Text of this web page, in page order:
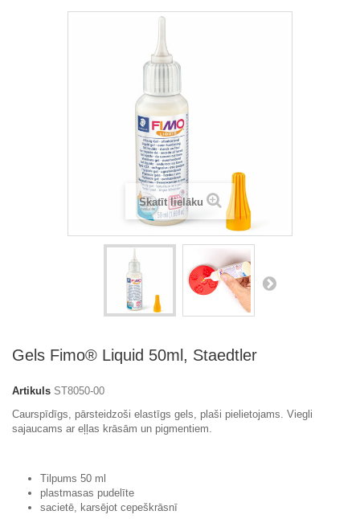
Skatīt lielāku
Gels Fimo® Liquid 50ml, Staedtler
Artikuls ST8050-00
Caurspīdīgs, pārsteidzoši elastīgs gels, plaši pielietojams. Viegli
sajaucams ar eļļas krāsām un pigmentiem.
Tilpums 50 ml
plastmasas pudelīte
sacietē, karsējot cepeškrāsnī